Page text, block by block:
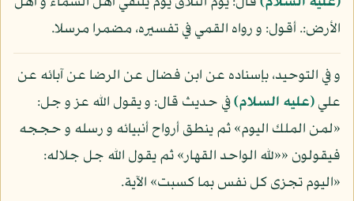
الأرض:. أقول: و رواه القمي في تفسيره، مضمرا مرسلا.
و في التوحيد، بإسناده عن ابن فضال عن الرضا عن آبائه عن
علي(عليه السلام)في حديث قال: و يقول الله عز و جل:
«لمن الملك اليوم» ثم ينطق أرواح أنبيائه و رسله و حججه
فيقولون ««لله الواحد القهار» ثم يقول الله جل جلاله:
«اليوم تجزى كل نفس بما كسبت» الآية.